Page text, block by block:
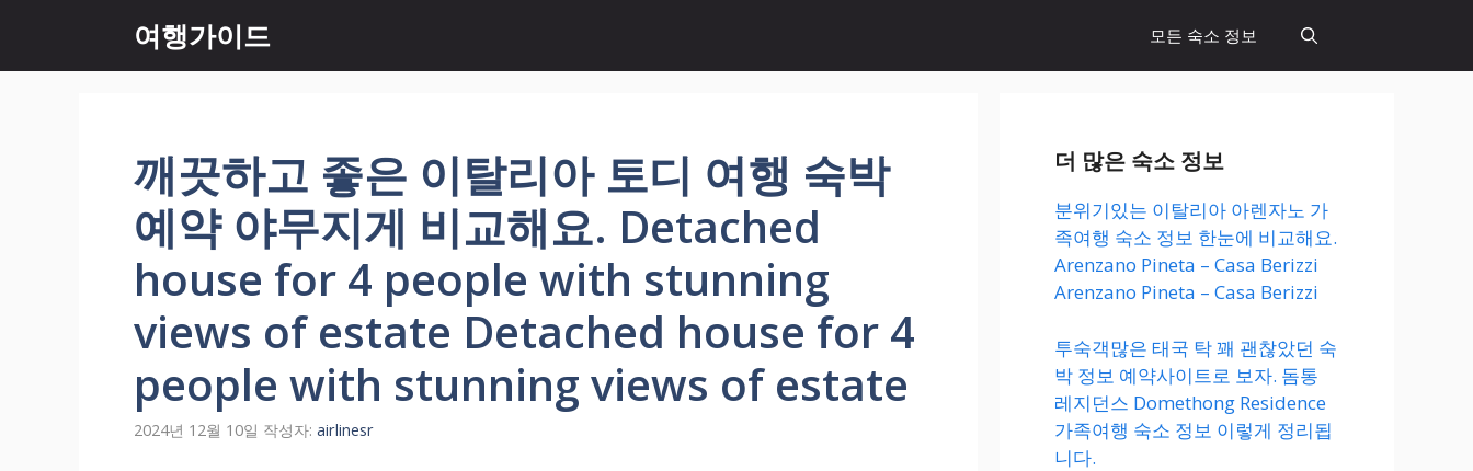
츠
여행가이드 모든 숙소 정보
깨끗하고 좋은 이탈리아 토디 여행 숙박
예약 야무지게 비교해요. Detached
house for 4 people with stunning
views of estate Detached house for 4
people with stunning views of estate
2024년 12월 10일 작성자: airlinesr
더 많은 숙소 정보
분위기있는 이탈리아 아렌자노 가
족여행 숙소 정보 한눈에 비교해요.
Arenzano Pineta – Casa Berizzi
Arenzano Pineta – Casa Berizzi
투숙객많은 태국 탁 꽤 괜찮았던 숙
박 정보 예약사이트로 보자. 돔통
레지던스 Domethong Residence
가족여행 숙소 정보 이렇게 정리됩
니다.